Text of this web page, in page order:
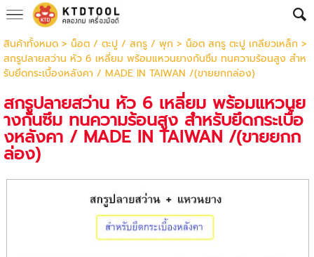
สินค้าทั้งหมด> น็อต / ตะปู / สกรู / พุก > น็อต สกรู ตะปู เกลียวเหล็ก >
สกรูปลายสว่าน หัว 6 เหลี่ยม พร้อมแหวนยางกันซึม ทนความร้อนสูง สำห
รับยึดกระเบื้องหลังคา / MADE IN TAIWAN /(ขายยกกล่อง)
สกรูปลายสว่าน หัว 6 เหลี่ยม พร้อมแหวนย
างกันซึม ทนความร้อนสูง สำหรับยึดกระเบื้อ
งหลังคา / MADE IN TAIWAN /(ขายยกก
ล่อง)